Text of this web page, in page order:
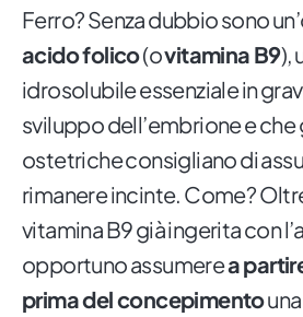
Ferro? Senza dubbio sono
acido folico(ovitamina B9),
idrosolubile essenziale in
sviluppo dell’embrione e
ostetriche consigliano di
rimanere incinte. Come?
vitamina B9 già ingerita con
opportuno assumerea
prima del concepimento